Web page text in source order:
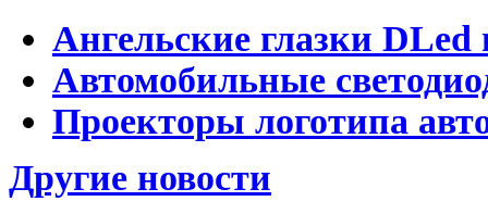
Ангельские глазки DLed
Автомобильные
Проекторы логотипа
Другие новости